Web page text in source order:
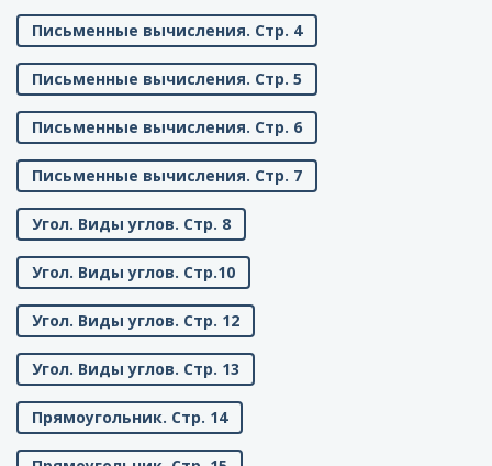
Письменные вычисления. Стр. 4
Письменные вычисления. Стр. 5
Письменные вычисления. Стр. 6
Письменные вычисления. Стр. 7
Угол. Виды углов. Стр. 8
Угол. Виды углов. Стр.10
Угол. Виды углов. Стр. 12
Угол. Виды углов. Стр. 13
Прямоугольник. Стр. 14